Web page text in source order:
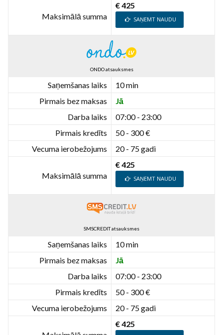
Maksimālā summa
€ 425
SAŅEMT NAUDU
ONDO atsauksmes
Saņemšanas laiks
10 min
Pirmais bez maksas
Jā
Darba laiks
07:00 - 23:00
Pirmais kredīts
50 - 300 €
Vecuma ierobežojums
20 - 75 gadi
Maksimālā summa
€ 425
SAŅEMT NAUDU
SMSCREDIT atsauksmes
Saņemšanas laiks
10 min
Pirmais bez maksas
Jā
Darba laiks
07:00 - 23:00
Pirmais kredīts
50 - 300 €
Vecuma ierobežojums
20 - 75 gadi
€ 425